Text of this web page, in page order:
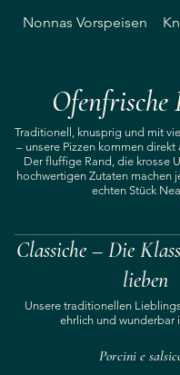
Nonnas Vorspeisen
Ofenfrische
Traditionell, knusprig und mit
– unsere Pizzen kommen
Der fluffige Rand, die krosse
hochwertigen Zutaten machen
echten Stück
Classiche – Die
lieben
Unsere traditionellen
ehrlich und wunderbar
Porcini e